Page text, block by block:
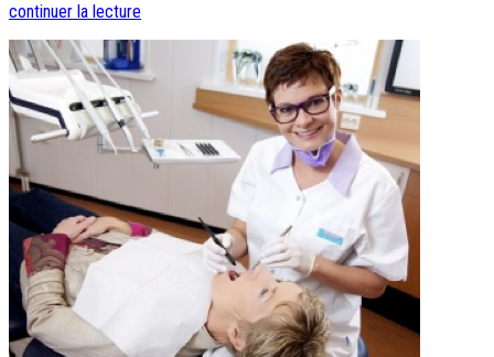
continuer la lecture